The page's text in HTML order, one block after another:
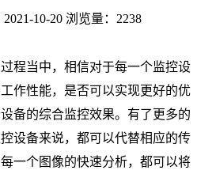
10-20 浏览量：2238
程当中，相信对于每一个监控设
作性能，是否可以实现更好的优
备的综合监控效果。有了更多的
设备来说，都可以代替相应的传
一个图像的快速分析，都可以将